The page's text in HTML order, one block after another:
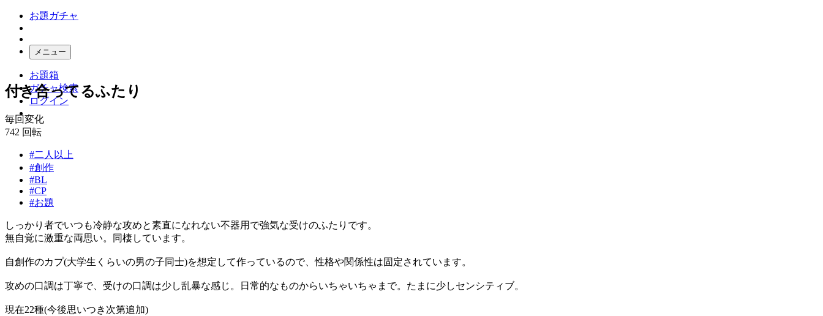
お題ガチャ
メニュー
お題箱
ガチャ検索
ログイン
付き合ってるふたり
毎回変化
742 回転
#二人以上
#創作
#BL
#CP
#お題
しっかり者でいつも冷静な攻めと素直になれない不器用で強気な受けのふたりです。
無自覚に激重な両思い。同棲しています。
自創作のカプ(大学生くらいの男の子同士)を想定して作っているので、性格や関係性は固定されています。
攻めの口調は丁寧で、受けの口調は少し乱暴な感じ。日常的なものからいちゃいちゃまで。たまに少しセンシティブ。
現在22種(今後思いつき次第追加)